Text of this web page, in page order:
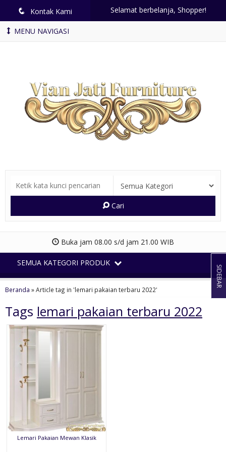
q Kontak Kami Selamat berbelanja, Shopper!
MENU NAVIGASI
Cari
Buka jam 08.00 s/d jam 21.00 WIB
SEMUA KATEGORI PRODUK
Beranda »Article tag in 'lemari pakaian terbaru 2022'
Tags lemari pakaian terbaru 2022
Lemari Pakaian Mewan Klasik
SIDEBAR